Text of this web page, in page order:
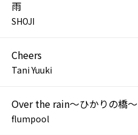
雨
SHOJI
Cheers
Tani Yuuki
Over the rain～ひかりの橋～
flumpool